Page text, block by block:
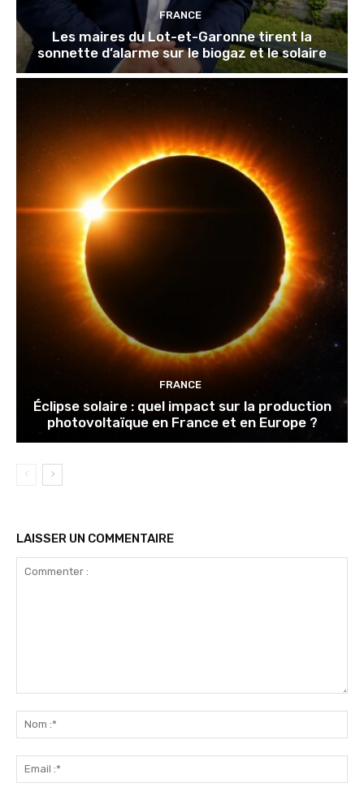
FRANCE
Les maires du Lot-et-Garonne tirent la
sonnette d’alarme sur le biogaz et le solaire
FRANCE
Éclipse solaire : quel impact sur la production
photovoltaïque en France et en Europe ?
LAISSER UN COMMENTAIRE